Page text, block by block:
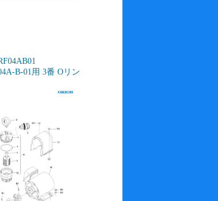
B-01用 3番 Oリン